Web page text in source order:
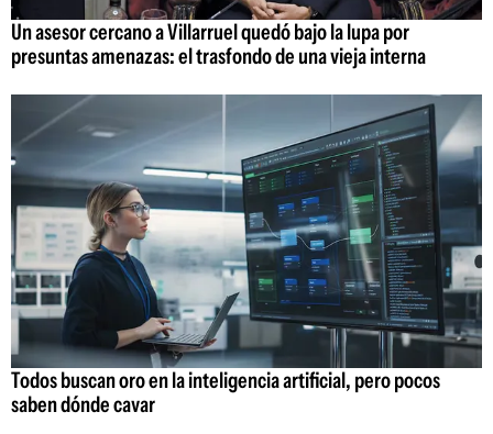
Un asesor cercano a Villarruel quedó bajo la lupa por
presuntas amenazas: el trasfondo de una vieja interna
Todos buscan oro en la inteligencia artificial, pero pocos
saben dónde cavar